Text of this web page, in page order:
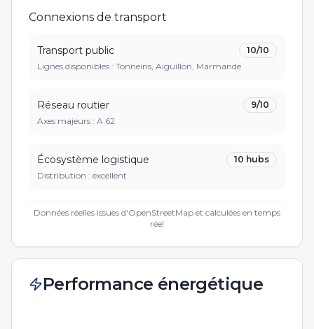
Connexions de transport
Transport public 10/10
Lignes disponibles : Tonneins, Aiguillon, Marmande
Réseau routier 9/10
Axes majeurs : A 62
Écosystème logistique 10 hubs
Distribution : excellent
Données réelles issues d'OpenStreetMap et calculées en temps
réel
Performance énergétique